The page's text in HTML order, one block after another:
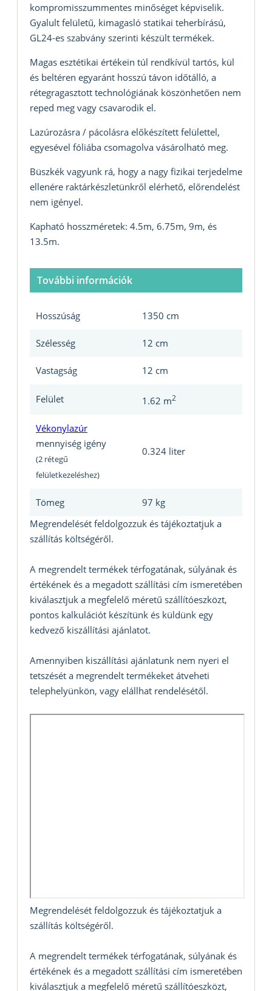
kompromisszummentes minőséget képviselik.
Gyalult felületű, kimagasló statikai teherbírású,
GL24-es szabvány szerinti készült termékek.
Magas esztétikai értékein túl rendkívül tartós, kül
és beltéren egyaránt hosszú távon időtálló, a
rétegragasztott technológiának köszönhetően nem
reped meg vagy csavarodik el.
Lazúrozásra / pácolásra előkészített felülettel,
egyesével fóliába csomagolva vásárolható meg.
Büszkék vagyunk rá, hogy a nagy fizikai terjedelme
ellenére raktárkészletünkről elérhető, előrendelést
nem igényel.
Kapható hosszméretek: 4.5m, 6.75m, 9m, és
13.5m.
További információk
Hosszúság 1350 cm
Szélesség 12 cm
Vastagság 12 cm
Felület 1.62 m2
Vékonylazúr
mennyiség igény
(2 rétegű
felületkezeléshez)
0.324 liter
Tömeg
97 kg
Megrendelését feldolgozzuk és tájékoztatjuk a
szállítás költségéről.
A megrendelt termékek térfogatának, súlyának és
értékének és a megadott szállítási cím ismeretében
kiválasztjuk a megfelelő méretű szállítóeszközt,
pontos kalkulációt készítünk és küldünk egy
kedvező kiszállítási ajánlatot.
Amennyiben kiszállítási ajánlatunk nem nyeri el
tetszését a megrendelt termékeket átveheti
telephelyünkön, vagy elállhat rendelésétől.
Megrendelését feldolgozzuk és tájékoztatjuk a
szállítás költségéről.
A megrendelt termékek térfogatának, súlyának és
értékének és a megadott szállítási cím ismeretében
kiválasztjuk a megfelelő méretű szállítóeszközt,